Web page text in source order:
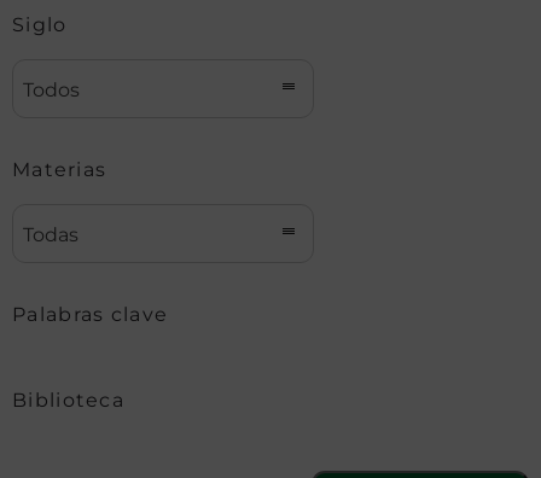
Siglo
Todos
Materias
Todas
Palabras clave
Biblioteca